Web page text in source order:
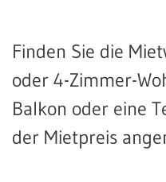
Finden Sie die
oder 4-Zimmer-
Balkon oder eine
der Mietpreis